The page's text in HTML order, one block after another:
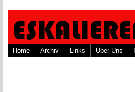
Home Archiv Links Über Uns